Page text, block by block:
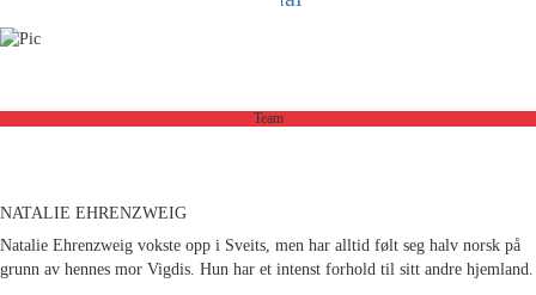
Team
NATALIE EHRENZWEIG
Natalie Ehrenzweig vokste opp i Sveits, men har alltid følt seg halv norsk på
grunn av hennes mor Vigdis. Hun har et intenst forhold til sitt andre hjemland.